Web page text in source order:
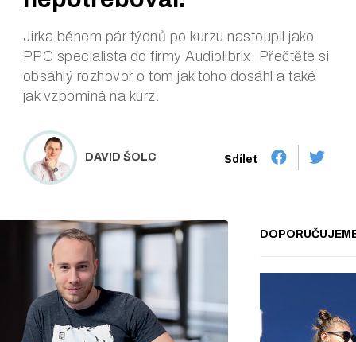
Jirka během pár týdnů po kurzu nastoupil jako
PPC specialista do firmy Audiolibrix. Přečtěte si
obsáhlý rozhovor o tom jak toho dosáhl a také
jak vzpomíná na kurz.
DAVID ŠOLC Sdílet